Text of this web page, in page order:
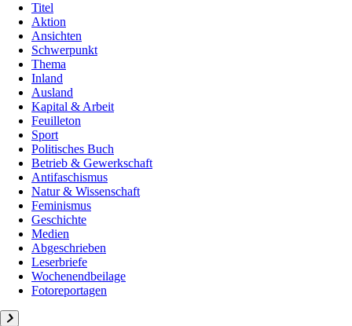
Titel
Aktion
Ansichten
Schwerpunkt
Thema
Inland
Ausland
Kapital & Arbeit
Feuilleton
Sport
Politisches Buch
Betrieb & Gewerkschaft
Antifaschismus
Natur & Wissenschaft
Feminismus
Geschichte
Medien
Abgeschrieben
Leserbriefe
Wochenendbeilage
Fotoreportagen